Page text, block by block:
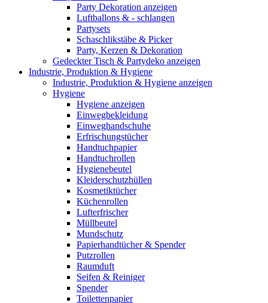
Party Dekoration anzeigen
Luftballons & - schlangen
Partysets
Schaschlikstäbe & Picker
Party, Kerzen & Dekoration
Gedeckter Tisch & Partydeko anzeigen
Industrie, Produktion & Hygiene
Industrie, Produktion & Hygiene anzeigen
Hygiene
Hygiene anzeigen
Einwegbekleidung
Einweghandschuhe
Erfrischungstücher
Handtuchpapier
Handtuchrollen
Hygienebeutel
Kleiderschutzhüllen
Kosmetiktücher
Küchenrollen
Lufterfrischer
Müllbeutel
Mundschutz
Papierhandtücher & Spender
Putzrollen
Raumduft
Seifen & Reiniger
Spender
Toilettenpapier